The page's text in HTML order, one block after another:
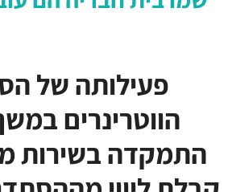
פעילותה של
הווטרינרים
התמקדה בשירות